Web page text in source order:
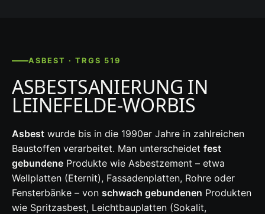
ASBEST · TRGS 519
ASBESTSANIERUNG IN
LEINEFELDE-WORBIS
Asbest wurde bis in die 1990er Jahre in zahlreichen
Baustoffen verarbeitet. Man unterscheidet fest
gebundene Produkte wie Asbestzement – etwa
Wellplatten (Eternit), Fassadenplatten, Rohre oder
Fensterbänke – von schwach gebundenen Produkten
wie Spritzasbest, Leichtbauplatten (Sokalit,